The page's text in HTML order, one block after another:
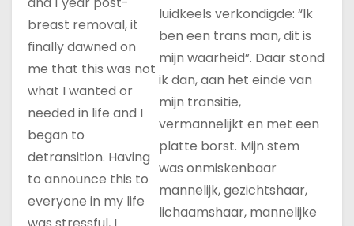
breast removal, it
finally dawned on
me that this was not
what I wanted or
needed in life and I
began to
detransition. Having
to announce this to
everyone in my life
luidkeels verkondigde: “Ik
ben een trans man, dit is
mijn waarheid”. Daar stond
ik dan, aan het einde van
mijn transitie,
vermannelijkt en met een
platte borst. Mijn stem
was onmiskenbaar
mannelijk, gezichtshaar,
lichaamshaar, mannelijke